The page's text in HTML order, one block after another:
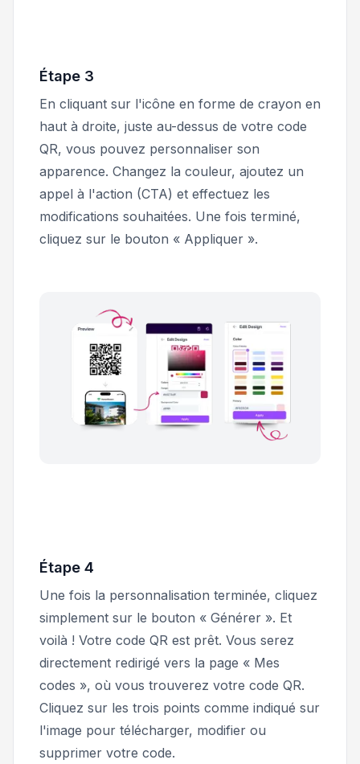
Étape 3
En cliquant sur l'icône en forme de crayon en
haut à droite, juste au-dessus de votre code
QR, vous pouvez personnaliser son
apparence. Changez la couleur, ajoutez un
appel à l'action (CTA) et effectuez les
modifications souhaitées. Une fois terminé,
cliquez sur le bouton « Appliquer ».
Étape 4
Une fois la personnalisation terminée, cliquez
simplement sur le bouton « Générer ». Et
voilà ! Votre code QR est prêt. Vous serez
directement redirigé vers la page « Mes
codes », où vous trouverez votre code QR.
Cliquez sur les trois points comme indiqué sur
l'image pour télécharger, modifier ou
supprimer votre code.